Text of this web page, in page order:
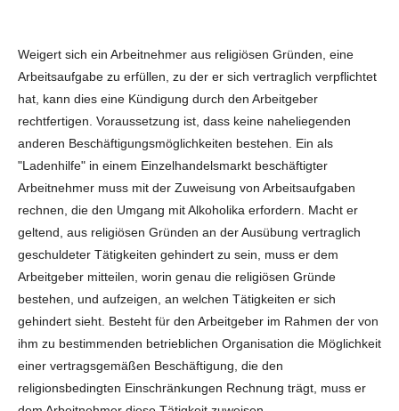
Weigert sich ein Arbeitnehmer aus religiösen Gründen, eine
Arbeitsaufgabe zu erfüllen, zu der er sich vertraglich verpflichtet
hat, kann dies eine Kündigung durch den Arbeitgeber
rechtfertigen. Voraussetzung ist, dass keine naheliegenden
anderen Beschäftigungsmöglichkeiten bestehen. Ein als
"Ladenhilfe" in einem Einzelhandelsmarkt beschäftigter
Arbeitnehmer muss mit der Zuweisung von Arbeitsaufgaben
rechnen, die den Umgang mit Alkoholika erfordern. Macht er
geltend, aus religiösen Gründen an der Ausübung vertraglich
geschuldeter Tätigkeiten gehindert zu sein, muss er dem
Arbeitgeber mitteilen, worin genau die religiösen Gründe
bestehen, und aufzeigen, an welchen Tätigkeiten er sich
gehindert sieht. Besteht für den Arbeitgeber im Rahmen der von
ihm zu bestimmenden betrieblichen Organisation die Möglichkeit
einer vertragsgemäßen Beschäftigung, die den
religionsbedingten Einschränkungen Rechnung trägt, muss er